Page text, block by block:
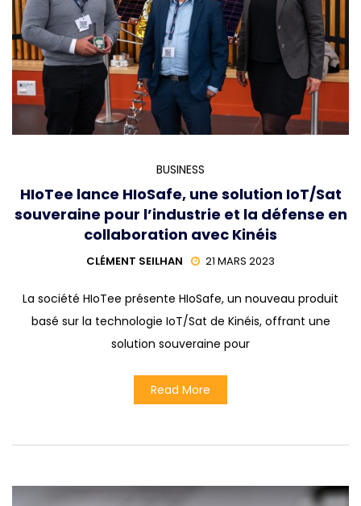
BUSINESS
HIoTee lance HIoSafe, une solution IoT/Sat
souveraine pour l’industrie et la défense en
collaboration avec Kinéis
CLÉMENT SEILHAN 21 MARS 2023
La société HIoTee présente HIoSafe, un nouveau produit
basé sur la technologie IoT/Sat de Kinéis, offrant une
solution souveraine pour
Read More